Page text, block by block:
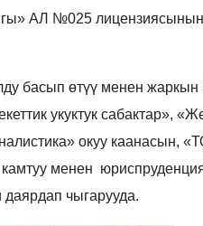
АЛ №025 лицензиясынын
басып өтүү менен жаркын
укуктук сабактар»,
окуу каанасын,
камтуу менен
даярдап чыгарууда.